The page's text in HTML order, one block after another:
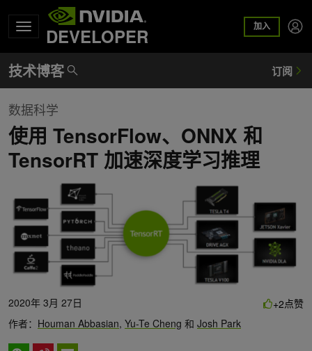
DEVELOPER 加入
数据科学
使用 TensorFlow、ONNX 和
TensorRT 加速深度学习推理
2020年 3月 27日
作者： Houman Abbasian, Yu-Te Cheng 和 Josh Park
+2点赞